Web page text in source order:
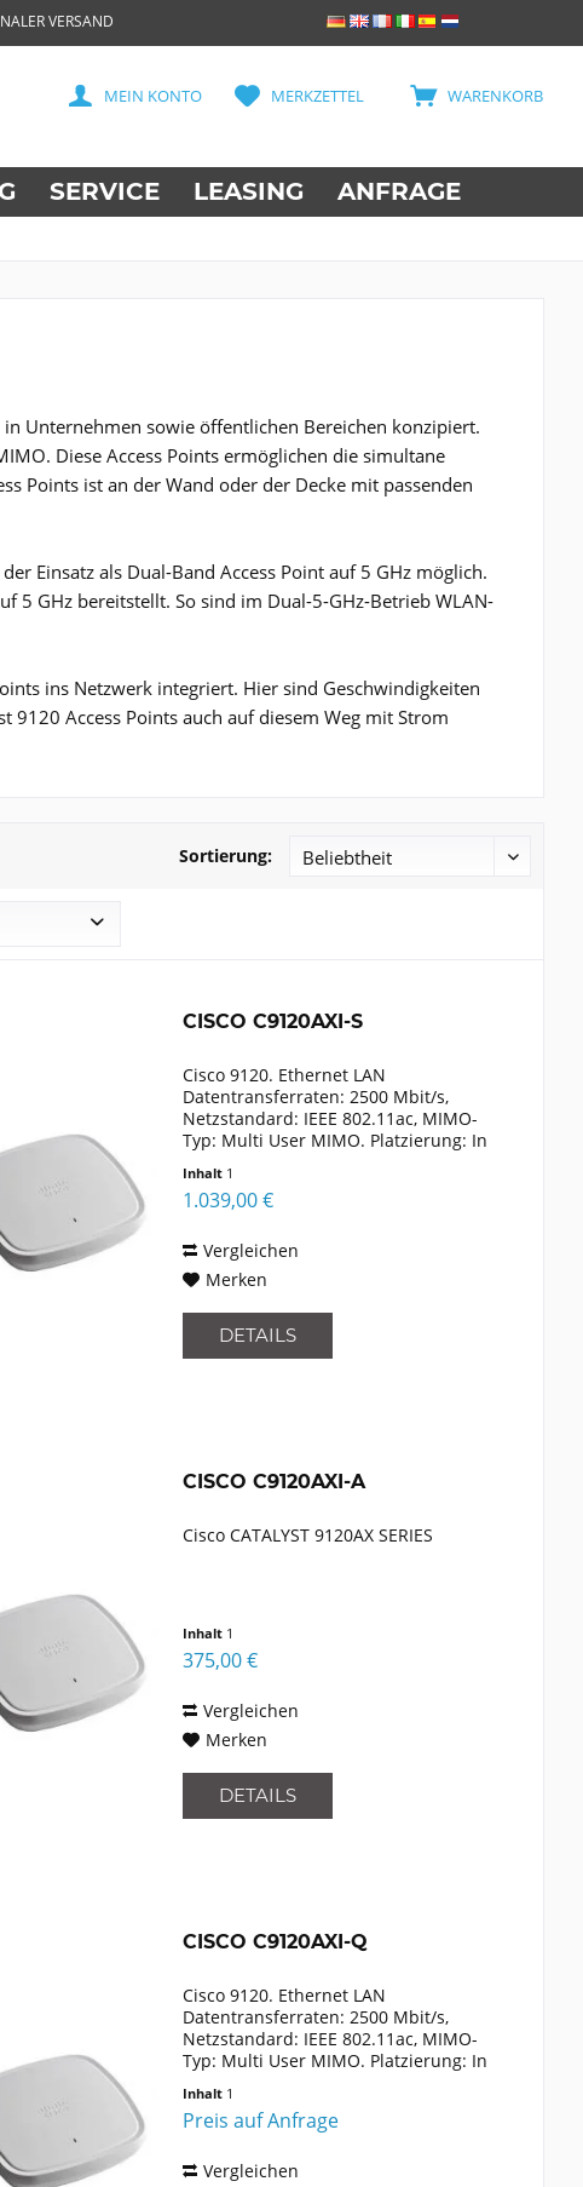
VERSAND
WARENKORB
MERKZETTEL
MEIN KONTO
SERVICE LEASING ANFRAGE
Unternehmen sowie öffentlichen Bereichen konzipiert.
Diese Access Points ermöglichen die simultane
Points ist an der Wand oder der Decke mit passenden
Einsatz als Dual-Band Access Point auf 5 GHz möglich.
5 GHz bereitstellt. So sind im Dual-5-GHz-Betrieb WLAN-
ins Netzwerk integriert. Hier sind Geschwindigkeiten
Access Points auch auf diesem Weg mit Strom
Sortierung:
CISCO C9120AXI-S
Cisco 9120. Ethernet LAN
Datentransferraten: 2500 Mbit/s,
Netzstandard: IEEE 802.11ac, MIMO-
Typ: Multi User MIMO. Platzierung: In
Antennentyp: Intern. Breite: 216 mm,
Tiefe: 216 mm, Höhe: 43 mm. Anzahl...
Inhalt 1
1.039,00 €
Vergleichen
Merken
DETAILS
CISCO C9120AXI-A
Cisco CATALYST 9120AX SERIES
Inhalt 1
375,00 €
Vergleichen
Merken
DETAILS
CISCO C9120AXI-Q
Cisco 9120. Ethernet LAN
Datentransferraten: 2500 Mbit/s,
Netzstandard: IEEE 802.11ac, MIMO-
Typ: Multi User MIMO. Platzierung: In
Antennentyp: Intern. Breite: 216 mm,
Tiefe: 216 mm, Höhe: 43 mm. Anzahl...
Inhalt 1
Preis auf Anfrage
Vergleichen